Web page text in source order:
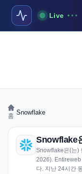
Live
홈 Snowflake
Snowflake
Snowflake은(는)
2026). Entireweb
다. 지난 24시간